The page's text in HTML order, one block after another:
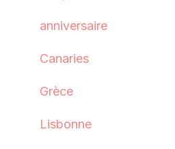
anniversaire
Canaries
Grèce
Lisbonne